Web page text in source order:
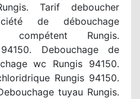
Tarif deboucher
de débouchage
compétent Rungis.
Debouchage de
wc Rungis 94150.
Rungis 94150.
tuyau Rungis.